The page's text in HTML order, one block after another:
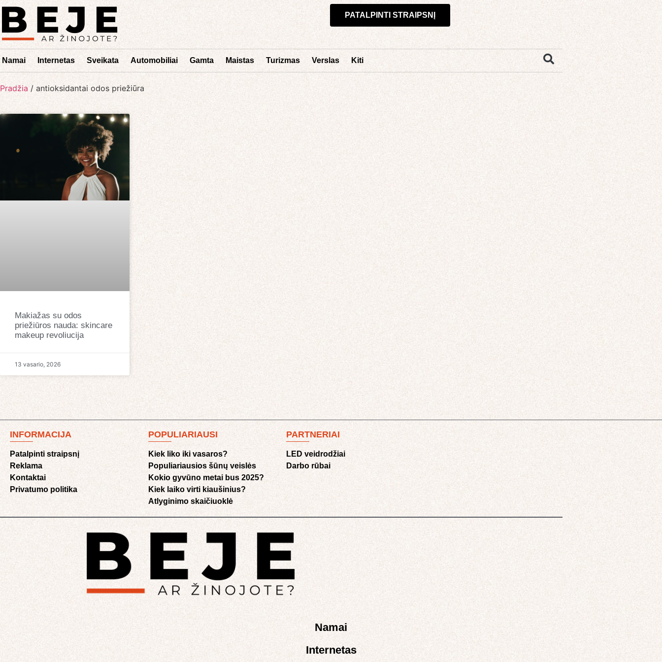
PATALPINTI STRAIPSNĮ
Namai Internetas Sveikata Automobiliai Gamta Maistas Turizmas Verslas Kiti
Pradžia / antioksidantai odos priežiūra
Makiažas su odos
priežiūros nauda: skincare
makeup revoliucija
13 vasario, 2026
INFORMACIJA
Patalpinti straipsnį
Reklama
Kontaktai
Privatumo politika
POPULIARIAUSI
Kiek liko iki vasaros?
Populiariausios šūnų veislės
Kokio gyvūno metai bus 2025?
Kiek laiko virti kiaušinius?
Atlyginimo skaičiuoklė​
PARTNERIAI
LED veidrodžiai
Darbo rūbai
Namai
Internetas